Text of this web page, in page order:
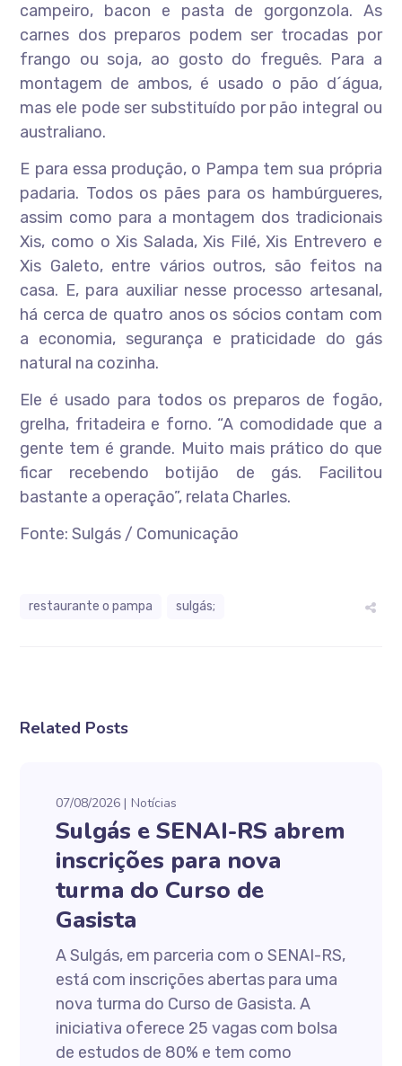
campeiro, bacon e pasta de gorgonzola. As
carnes dos preparos podem ser trocadas por
frango ou soja, ao gosto do freguês. Para a
montagem de ambos, é usado o pão d´água,
mas ele pode ser substituído por pão integral ou
australiano.
E para essa produção, o Pampa tem sua própria
padaria. Todos os pães para os hambúrgueres,
assim como para a montagem dos tradicionais
Xis, como o Xis Salada, Xis Filé, Xis Entrevero e
Xis Galeto, entre vários outros, são feitos na
casa. E, para auxiliar nesse processo artesanal,
há cerca de quatro anos os sócios contam com
a economia, segurança e praticidade do gás
natural na cozinha.
Ele é usado para todos os preparos de fogão,
grelha, fritadeira e forno. “A comodidade que a
gente tem é grande. Muito mais prático do que
ficar recebendo botijão de gás. Facilitou
bastante a operação”, relata Charles.
Fonte: Sulgás / Comunicação
restaurante o pampa sulgás;
Related Posts
07/08/2026 Notícias
Sulgás e SENAI-RS abrem
inscrições para nova
turma do Curso de
Gasista
A Sulgás, em parceria com o SENAI-RS,
está com inscrições abertas para uma
nova turma do Curso de Gasista. A
iniciativa oferece 25 vagas com bolsa
de estudos de 80% e tem como